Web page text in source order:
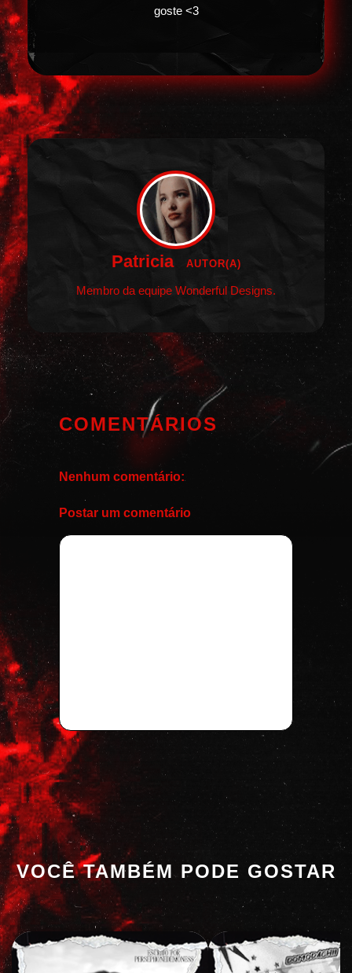
goste <3
Patricia AUTOR(A)
Membro da equipe Wonderful Designs.
COMENTÁRIOS
Nenhum comentário:
Postar um comentário
VOCÊ TAMBÉM PODE GOSTAR